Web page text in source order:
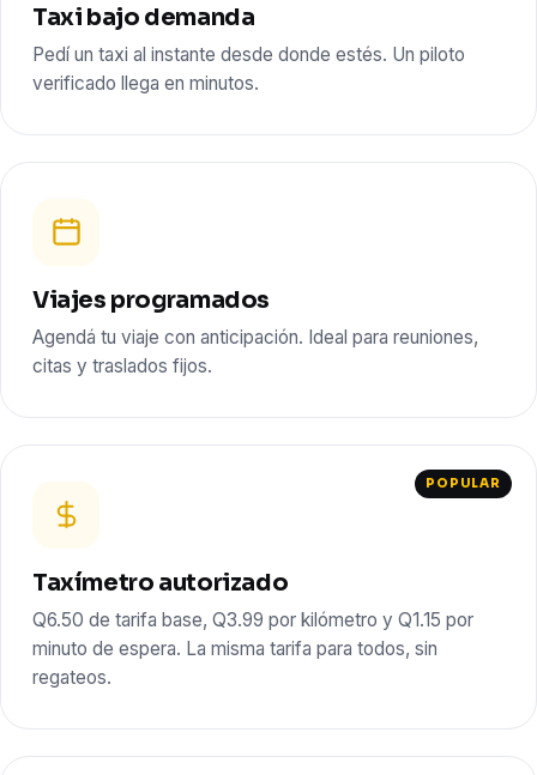
Taxi bajo demanda
Pedí un taxi al instante desde donde estés. Un piloto
verificado llega en minutos.
Viajes programados
Agendá tu viaje con anticipación. Ideal para reuniones,
citas y traslados fijos.
POPULAR
Taxímetro autorizado
Q6.50 de tarifa base, Q3.99 por kilómetro y Q1.15 por
minuto de espera. La misma tarifa para todos, sin
regateos.